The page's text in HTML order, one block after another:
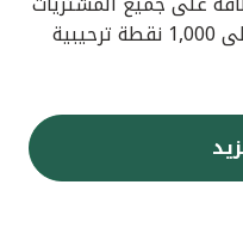
محلياً ودولياً بالاضافة للحصول على 1,000 نقطة ترحيبية